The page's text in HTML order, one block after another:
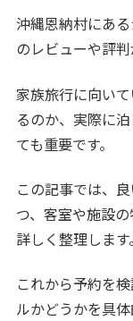
沖縄恩納村にあ
のレビューや評
家族旅行に向い
るのか、実際に
ても重要です。
この記事では、
つ、客室や施設
詳しく整理します。
これから予約を
ルかどうかを具